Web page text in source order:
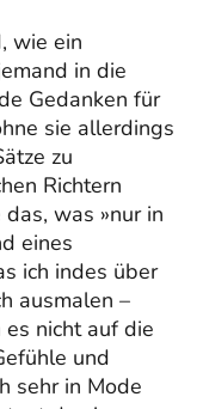
wie ein
in die
Gedanken für
sie allerdings
zu
Richtern
was »nur in
eines
ich indes über
ausmalen –
nicht auf die
und
sehr in Mode